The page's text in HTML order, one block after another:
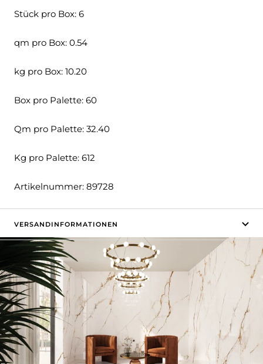
Stück pro Box: 6
qm pro Box: 0.54
kg pro Box: 10.20
Box pro Palette: 60
Qm pro Palette: 32.40
Kg pro Palette: 612
Artikelnummer: 89728
VERSANDINFORMATIONEN